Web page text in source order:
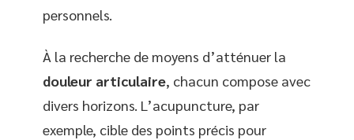
personnels.
À la recherche de moyens d’atténuer la
douleur articulaire, chacun compose avec
divers horizons. L’acupuncture, par
exemple, cible des points précis pour